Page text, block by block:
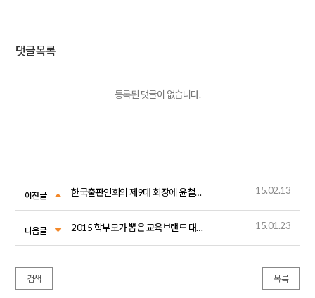
댓글목록
등록된 댓글이 없습니다.
이전글 한국출판인회의 제9대 회장에 윤철호 사회평론 대표 선출 15.02.13
다음글 2015 학부모가 뽑은 교육브랜드 대상 수상 15.01.23
검색 목록